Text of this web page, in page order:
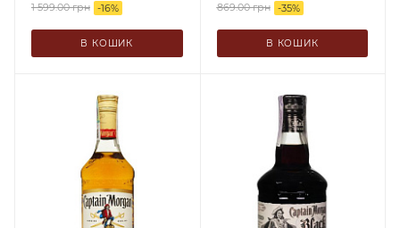
1 599.00грн -16%
В КОШИК
869.00грн -35%
В КОШИК